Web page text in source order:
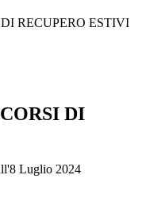
RECUPERO ESTIVI
DI
Luglio 2024